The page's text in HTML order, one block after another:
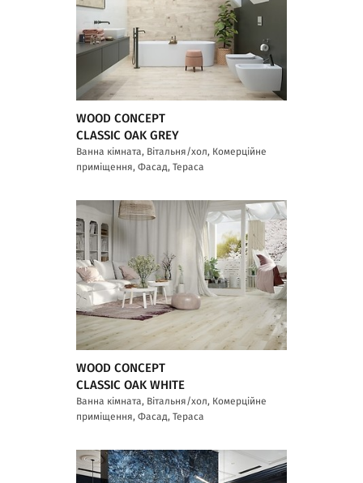
WOOD CONCEPT
CLASSIC OAK GREY
Ванна кімната, Вітальня/хол, Комерційне
приміщення, Фасад, Тераса
WOOD CONCEPT
CLASSIC OAK WHITE
Ванна кімната, Вітальня/хол, Комерційне
приміщення, Фасад, Тераса